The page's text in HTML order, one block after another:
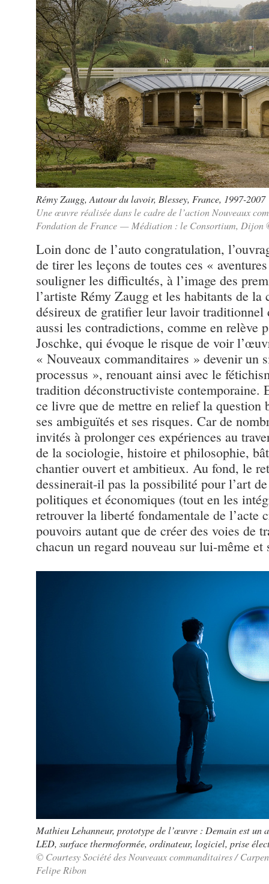
Rémy Zaugg, Autour du lavoir, Blessey, France, 1997-2007
Une œuvre réalisée dans le cadre de l’action Nouveaux
Fondation de France — Médiation : le Consortium, Dijon
Loin donc de l’auto congratulation,
de tirer les leçons de toutes ces «
souligner les difficultés, à l’image des
l’artiste Rémy Zaugg et les habitants de la
désireux de gratifier leur lavoir traditionnel
aussi les contradictions, comme en relève
Joschke, qui évoque le risque de voir
« Nouveaux commanditaires » devenir un
processus », renouant ainsi avec le
tradition déconstructiviste contemporaine.
ce livre que de mettre en relief la question
ses ambiguïtés et ses risques. Car de
invités à prolonger ces expériences au
de la sociologie, histoire et philosophie,
chantier ouvert et ambitieux. Au fond, le
dessinerait-il pas la possibilité pour l’art
politiques et économiques (tout en les
retrouver la liberté fondamentale de l’acte
pouvoirs autant que de créer des voies de
chacun un regard nouveau sur lui-même et
Mathieu Lehanneur, prototype de l’œuvre : Demain est
LED, surface thermoformée, ordinateur, logiciel, prise
© Courtesy Société des Nouveaux commanditaires /
Felipe Ribon